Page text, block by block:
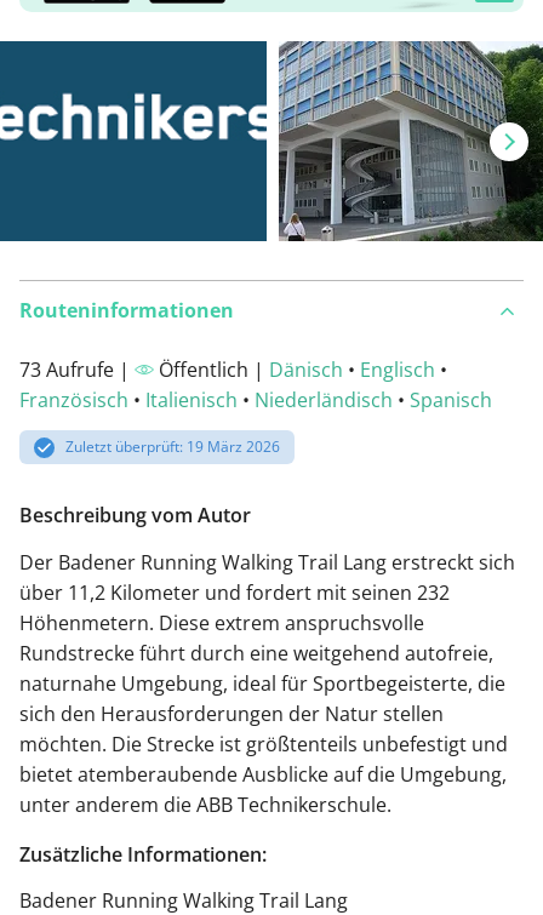
Routeninformationen
73 Aufrufe | Öffentlich | Dänisch • Englisch •
Französisch • Italienisch • Niederländisch • Spanisch
Zuletzt überprüft: 19 März 2026
Beschreibung vom Autor
Der Badener Running Walking Trail Lang erstreckt sich
über 11,2 Kilometer und fordert mit seinen 232
Höhenmetern. Diese extrem anspruchsvolle
Rundstrecke führt durch eine weitgehend autofreie,
naturnahe Umgebung, ideal für Sportbegeisterte, die
sich den Herausforderungen der Natur stellen
möchten. Die Strecke ist größtenteils unbefestigt und
bietet atemberaubende Ausblicke auf die Umgebung,
unter anderem die ABB Technikerschule.
Zusätzliche Informationen:
Badener Running Walking Trail Lang